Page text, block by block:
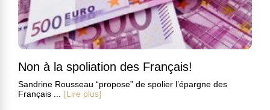
Non à la spoliation des Français!
Sandrine Rousseau “propose” de spolier l’épargne des
Français ...
[Lire plus]